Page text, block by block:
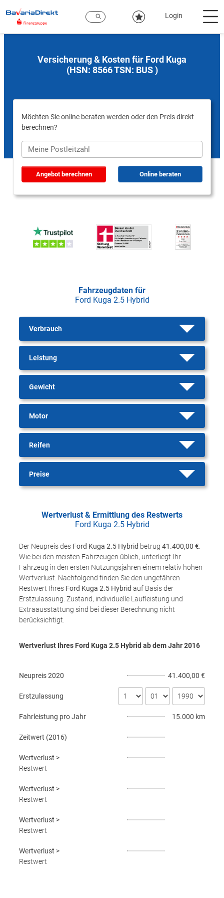
Hauptinhalt
Login
Versicherung & Kosten für Ford Kuga
(HSN: 8566 TSN: BUS )
Möchten Sie online beraten werden oder den Preis direkt
berechnen?
Angebot berechnen Online beraten
Fahrzeugdaten für
Ford Kuga 2.5 Hybrid
Verbrauch
Leistung
Gewicht
Motor
Reifen
Preise
Wertverlust & Ermittlung des Restwerts
Ford Kuga 2.5 Hybrid
Der Neupreis des Ford Kuga 2.5 Hybrid betrug 41.400,00 €
Wie bei den meisten Fahrzeugen üblich, unterliegt Ihr
Fahrzeug in den ersten Nutzungsjahren einem relativ hohen
Wertverlust. Nachfolgend finden Sie den ungefähren
Restwert Ihres Ford Kuga 2.5 Hybrid auf Basis der
Erstzulassung. Zustand, individuelle Laufleistung und
Extraausstattung sind bei dieser Berechnung nicht
berücksichtigt.
Wertverlust Ihres Ford Kuga 2.5 Hybrid ab dem Jahr2016
Neupreis2020 41.400,00 €
Erstzulassung
Fahrleistung pro Jahr 15.000 km
Zeitwert (2016)
Wertverlust >
Restwert
Wertverlust >
Restwert
Wertverlust >
Restwert
Wertverlust >
Restwert